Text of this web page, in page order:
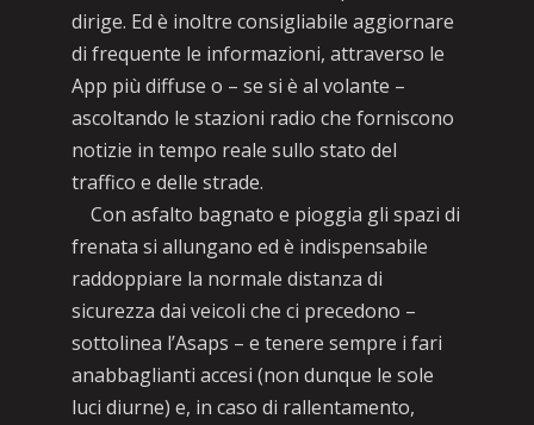
dirige. Ed è inoltre consigliabile aggiornare
di frequente le informazioni, attraverso le
App più diffuse o – se si è al volante –
ascoltando le stazioni radio che forniscono
notizie in tempo reale sullo stato del
traffico e delle strade.
Con asfalto bagnato e pioggia gli spazi di
frenata si allungano ed è indispensabile
raddoppiare la normale distanza di
sicurezza dai veicoli che ci precedono –
sottolinea l’Asaps – e tenere sempre i fari
anabbaglianti accesi (non dunque le sole
luci diurne) e, in caso di rallentamento,